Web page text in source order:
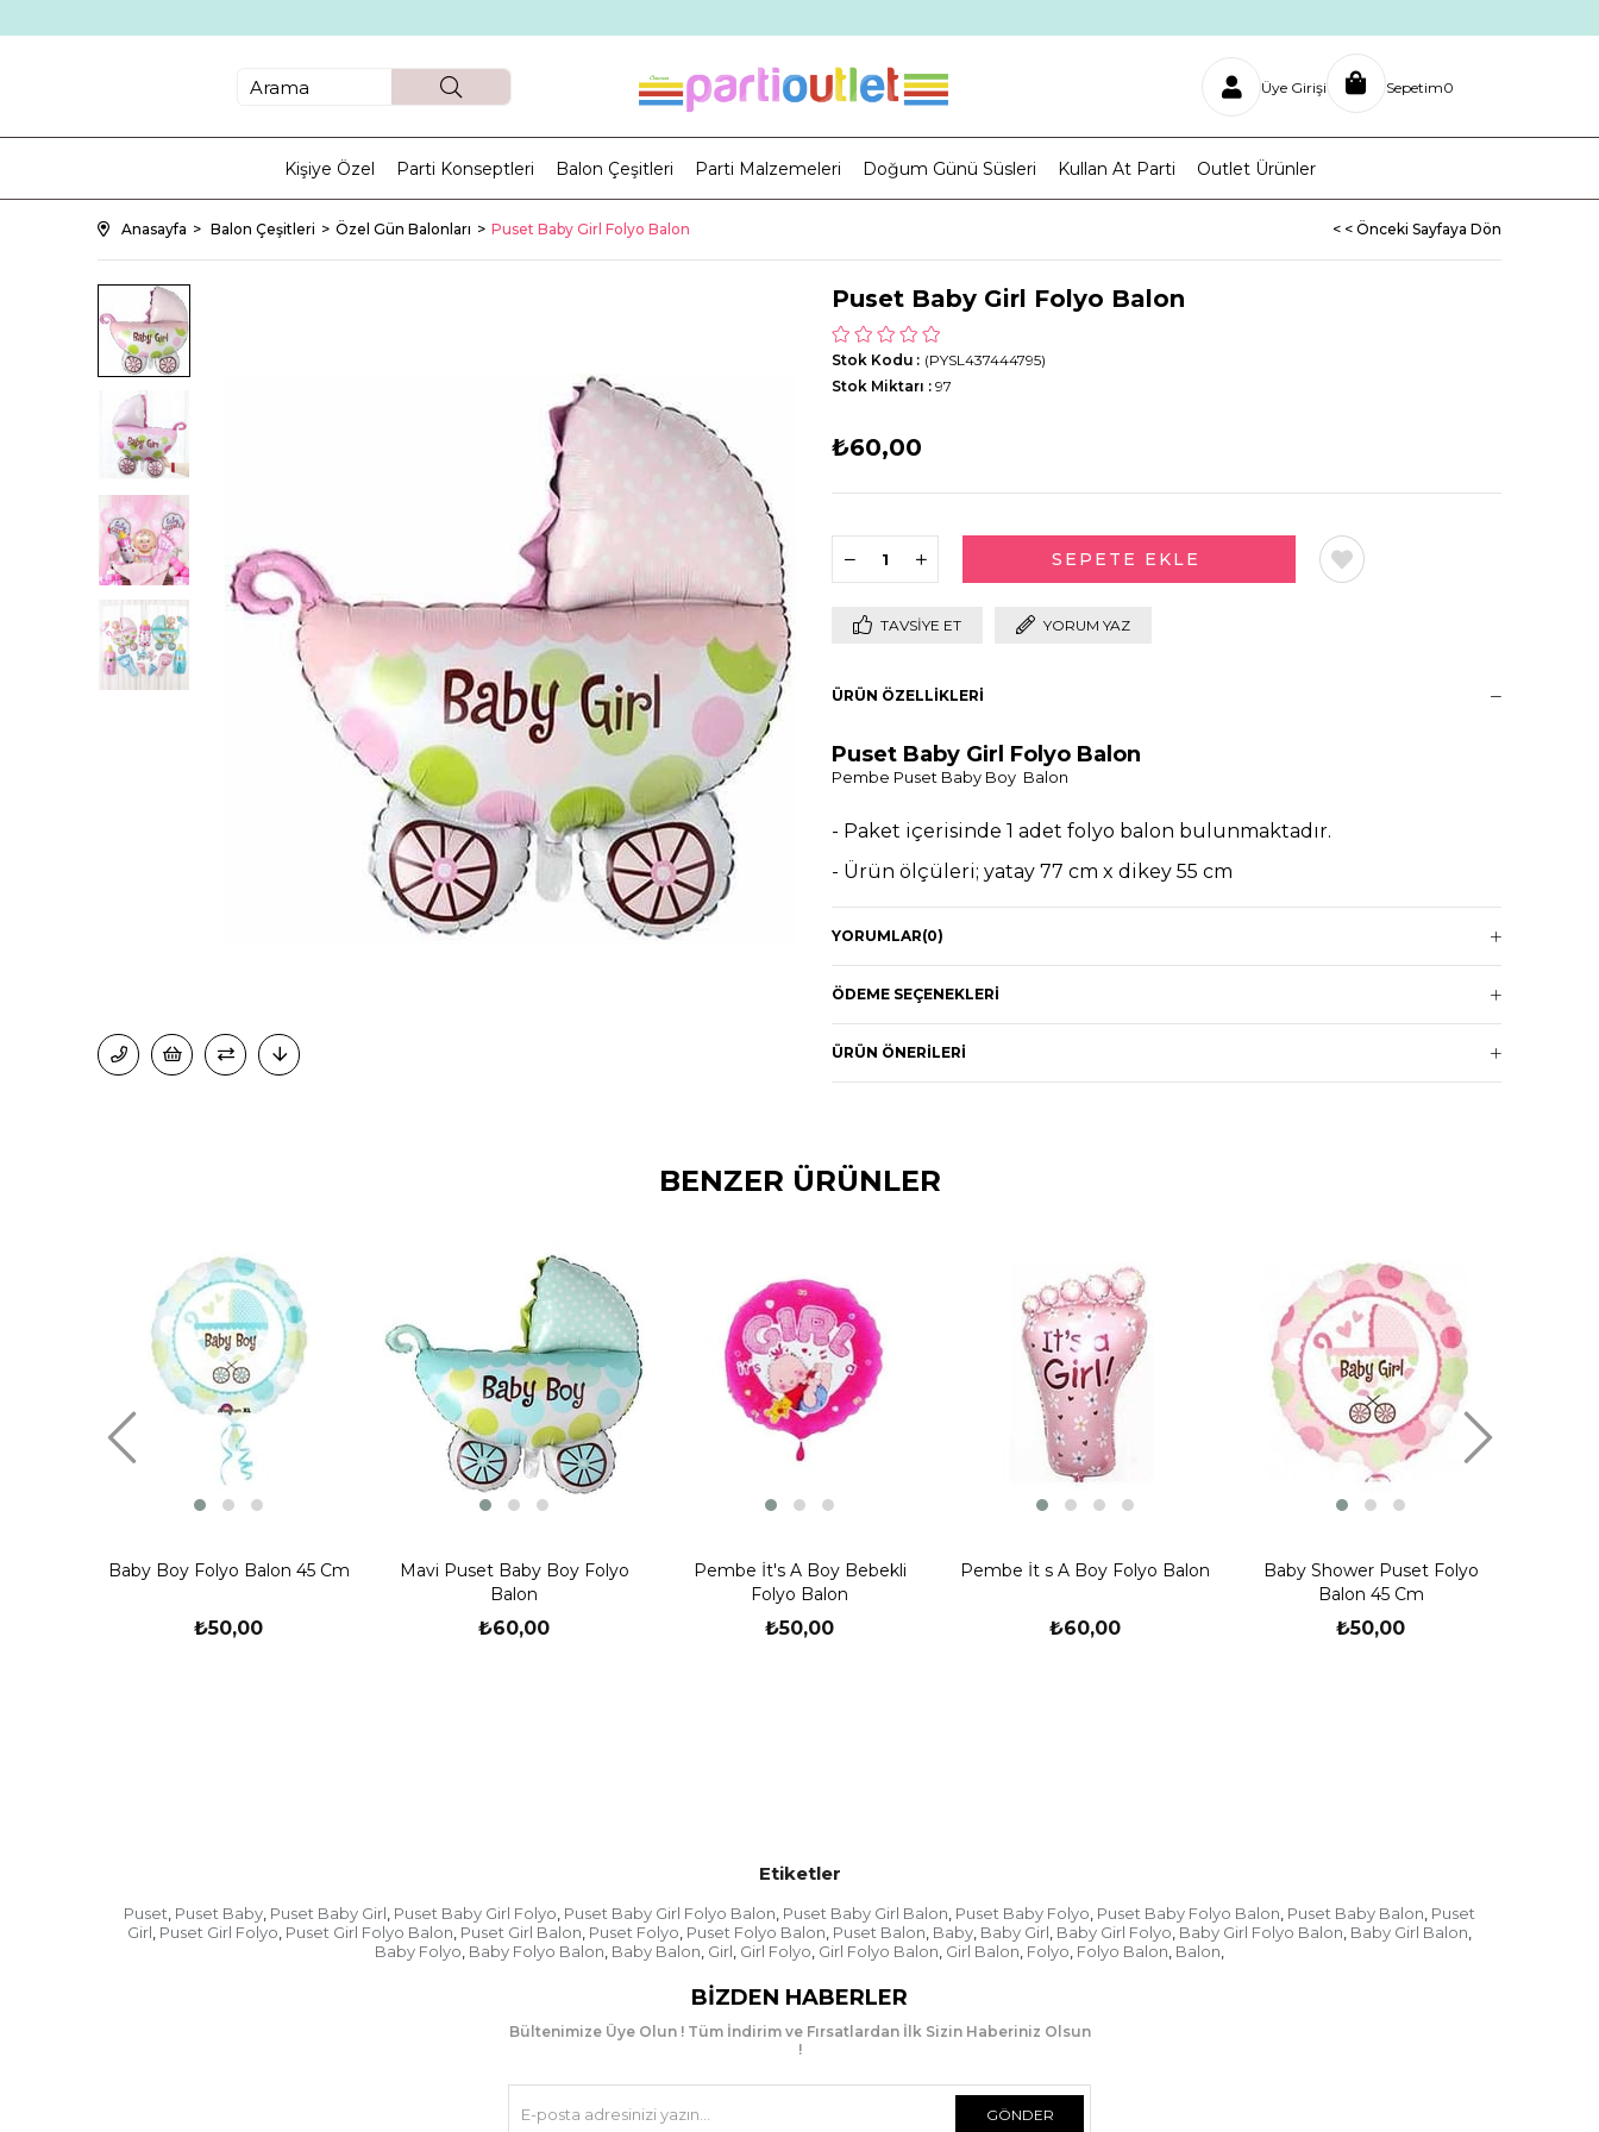
Üye Girişi Sepetim0
Kişiye Özel Parti Konseptleri Balon Çeşitleri Parti Malzemeleri Doğum Günü Süsleri Kullan At Parti Outlet Ürünler
Anasayfa Balon Çeşitleri Özel Gün Balonları Puset Baby Girl Folyo Balon < < Önceki Sayfaya Dön
Puset Baby Girl Folyo Balon
(PYSL437444795)
Stok Kodu
Stok Miktarı : 97
₺60,00
TAVSIYE ET YORUM YAZ
ÜRÜN ÖZELLIKLERI
Puset Baby Girl Folyo Balon
Pembe Puset Baby Boy Balon
- Paket içerisinde 1 adet folyo balon bulunmaktadır.
- Ürün ölçüleri; yatay 77 cm x dikey 55 cm
- Paketli sönük halde gönderilmektedir.
- Folyo balonlarınızın havası indikten sonra tekrardan şişirebilme
- Pipet veya balon pompası ile şişirebilirsiniz.
- Balon Pompası
Folyo Balon Nasıl Şişirilir ?
Son yıllarda parti organizasyon ve özel gün organizasyonlarında
sıklıkla mekanı güzelleştirmek için balon tercih edilmektedir.
Balonlar eskiden beri insanın mutluluğunu sembolize eden
materyaller arasında bulunmaktadır. Bu nedenle birçok insan özel
süslemeye tercih etmektedir.
her çeşit balona ulaşmayı ve karakterli balon seçimini müşterilerine
sunmaktadır. Karakterli balon çoğunlukla çizgi film
YORUMLAR(0)
ÖDEME SEÇENEKLERI
ÜRÜN ÖNERILERI
BENZER ÜRÜNLER
Baby Boy Folyo Balon 45 Cm
₺50,00
Mavi Puset Baby Boy Folyo
Balon
₺60,00
Pembe İt's A Boy Bebekli
Folyo Balon
₺50,00
Pembe İt s A Boy Folyo Balon
₺60,00
Baby Shower Puset Folyo
Balon 45 Cm
₺50,00
Etiketler
Puset, Puset Baby, Puset Baby Girl, Puset Baby Girl Folyo, Puset Baby Girl Folyo Balon, Puset Baby Girl Balon, Puset Baby Folyo, Puset Baby Folyo Balon, Puset Baby Balon, Puset
Girl, Puset Girl Folyo, Puset Girl Folyo Balon, Puset Girl Balon, Puset Folyo, Puset Folyo Balon, Puset Balon, Baby, Baby Girl, Baby Girl Folyo, Baby Girl Folyo Balon, Baby Girl Balon,
Baby Folyo, Baby Folyo Balon, Baby Balon, Girl, Girl Folyo, Girl Folyo Balon, Girl Balon, Folyo, Folyo Balon, Balon,
BIZDEN HABERLER
Bültenimize Üye Olun ! Tüm İndirim ve Fırsatlardan İlk Sizin Haberiniz Olsun
!
GÖNDER